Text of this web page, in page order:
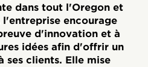
dans tout l'Oregon et
encourage
d'innovation et à
idées afin d'offrir un
ses clients. Elle mise